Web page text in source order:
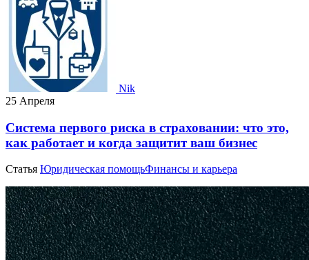
Nik
25 Апреля
Система первого риска в страховании: что это,
как работает и когда защитит ваш бизнес
Статья Юридическая помощьФинансы и карьера